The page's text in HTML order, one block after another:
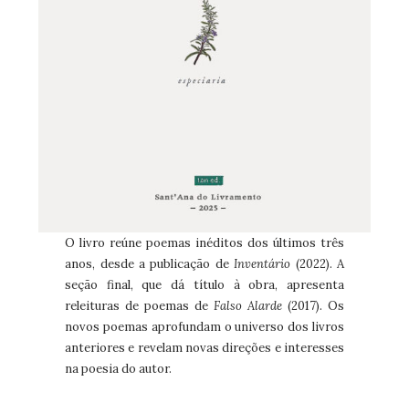
O livro reúne poemas inéditos dos últimos três
anos, desde a publicação deInventário (2022). A
seção final, que dá título à obra, apresenta
releituras de poemas de Falso Alarde(2017). Os
novos poemas aprofundam o universo dos livros
anteriores e revelam novas direções e interesses
na poesia do autor.